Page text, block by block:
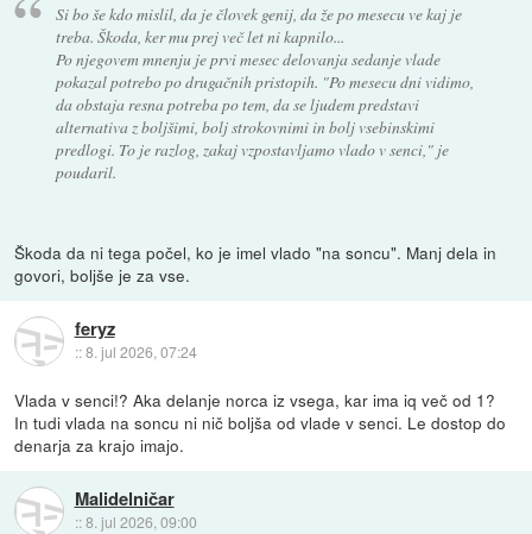
Si bo še kdo mislil, da je človek genij, da že po mesecu ve kaj je
treba. Škoda, ker mu prej več let ni kapnilo...
Po njegovem mnenju je prvi mesec delovanja sedanje vlade
pokazal potrebo po drugačnih pristopih. "Po mesecu dni vidimo,
da obstaja resna potreba po tem, da se ljudem predstavi
alternativa z boljšimi, bolj strokovnimi in bolj vsebinskimi
predlogi. To je razlog, zakaj vzpostavljamo vlado v senci," je
poudaril.
Škoda da ni tega počel, ko je imel vlado "na soncu". Manj dela in
govori, boljše je za vse.
feryz
::8. jul 2026, 07:24
Vlada v senci!? Aka delanje norca iz vsega, kar ima iq več od 1?
In tudi vlada na soncu ni nič boljša od vlade v senci. Le dostop do
denarja za krajo imajo.
Malidelničar
::8. jul 2026, 09:00